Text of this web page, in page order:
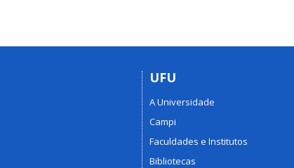
UFU
A Universidade
Campi
Faculdades e Institutos
Bibliotecas